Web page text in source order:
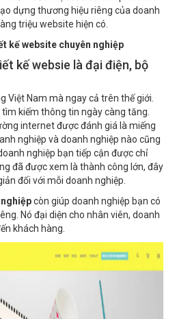
dựng thương hiệu riêng của doanh
triệu website hiện có.
kế website chuyên nghiệp
kế websie là đại điện, bộ
Việt Nam mà ngay cả trên thế giới.
kiếm thông tin ngày càng tăng.
internet được đánh giá là miếng
nghiệp và doanh nghiệp nào cũng
nghiệp bạn tiếp cận được chỉ
đã được xem là thành công lớn, đây
đối với mỗi doanh nghiệp.
còn giúp doanh nghiệp bạn có
Nó đại diện cho nhân viên, doanh
khách hàng.